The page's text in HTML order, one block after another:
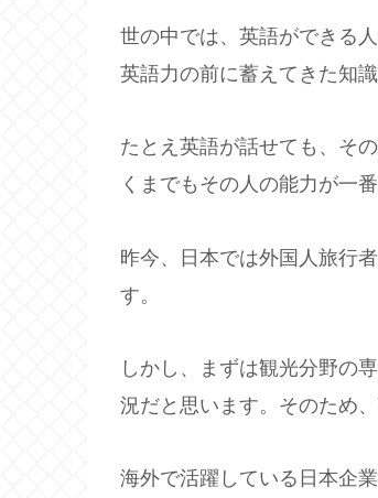
世の中では、英語ができる
英語力の前に蓄えてきた知
たとえ英語が話せても、そ
くまでもその人の能力が一番
昨今、日本では外国人旅行
す。
しかし、まずは観光分野の
況だと思います。そのため
海外で活躍している日本企